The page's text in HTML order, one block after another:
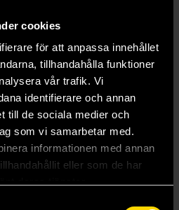
cookies
för att anpassa innehållet
tillhandahålla funktioner
vår trafik. Vi
identifierare och annan
till de sociala medier och
som vi samarbetar med.
informationen med annan
eller som de har
Star Wars Legends Epic Collection: The New Republic Vol 7